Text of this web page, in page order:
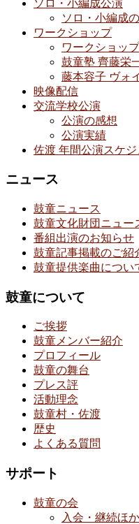
ソロ・小編成公演
ソロ・小編成
ワークショップ
ワークショッ
鼓童塾 齊藤栄
藤本容子 ヴォ
映像配信
交流学校公演
公演の感想
公演実績
佐渡 年間公演スケ
ニュース
鼓童ニュース
鼓童文化財団ニュー
番組出演のお知らせ
鼓童記事掲載のご紹
鼓童提供楽曲につい
鼓童について
ご挨拶
鼓童メンバー紹介
プロフィール
鼓童の舞台
プレス評
活動理念
鼓童村・佐渡
歴史
よくある質問
サポート
鼓童の会
入会・継続ほ